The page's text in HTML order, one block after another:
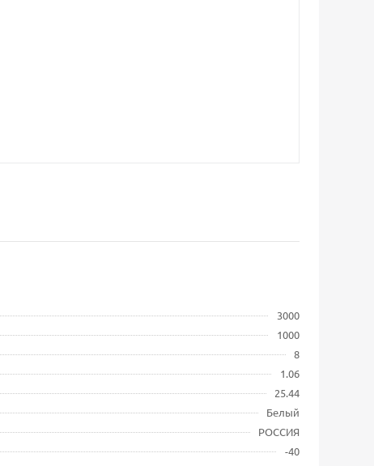
3000
1000
8
1.06
25.44
Белый
РОССИЯ
-40